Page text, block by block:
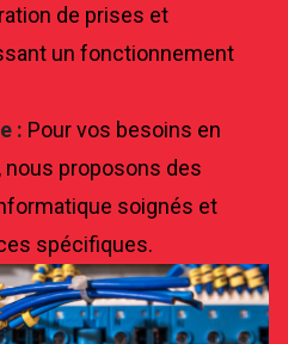
de prises et
un fonctionnement
: Pour vos besoins en
proposons des
soignés et
spécifiques.